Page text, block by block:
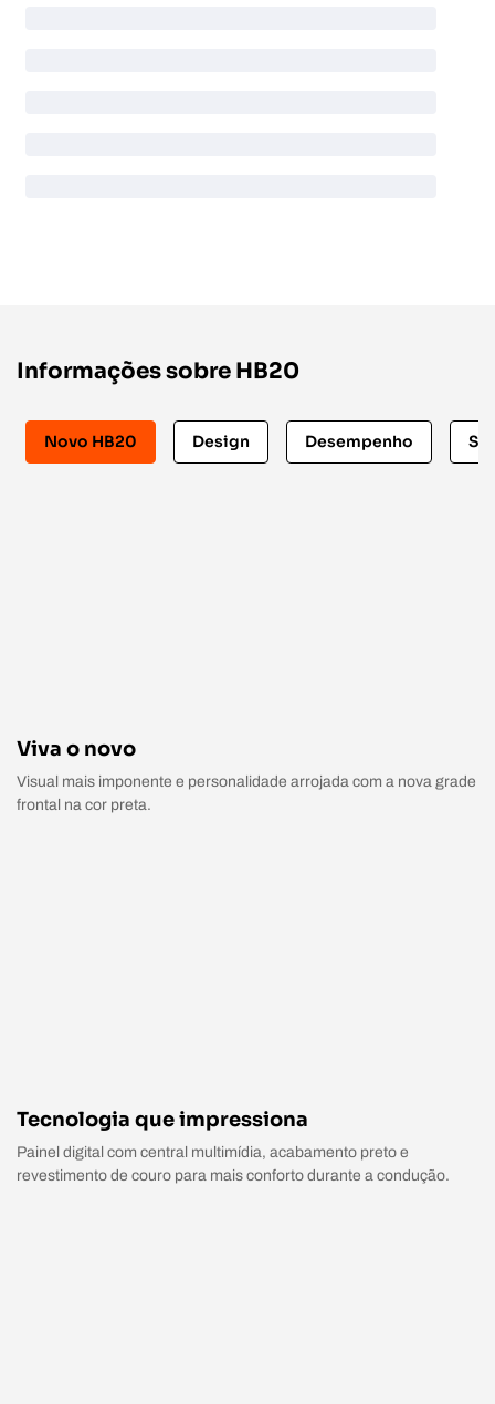
Informações sobre HB20
Novo HB20 Design Desempenho
Viva o novo
Visual mais imponente e personalidade arrojada com a nova grade
frontal na cor preta.
Tecnologia que impressiona
Painel digital com central multimídia, acabamento preto e
revestimento de couro para mais conforto durante a condução.